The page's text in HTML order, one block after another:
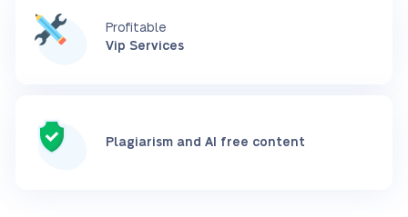
Profitable
Vip Services
Plagiarism and AI free content